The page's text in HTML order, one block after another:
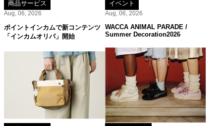
商品サービス
Aug, 06, 2026
ポイントインカムで新コンテンツ
「インカムオリパ」開始
イベント
Aug, 06, 2026
WACCA ANIMAL PARADE /
Summer Decoration2026